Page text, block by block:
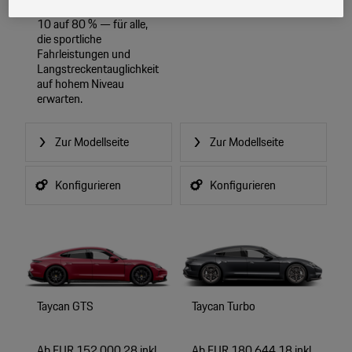
10 auf 80 % — für alle,
die sportliche
Fahrleistungen und
Langstreckentauglichkeit
auf hohem Niveau
erwarten.
Zur Modellseite
Konfigurieren
Zur Modellseite
Konfigurieren
Taycan GTS Taycan Turbo
eines Porsche Betriebs, Porsche Inter Auto GmbH & Co KG, eingesehen
werden.